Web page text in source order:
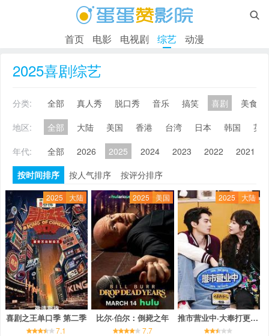

首页 电影 电视剧 综艺 动漫
2025喜剧综艺
分类: 全部 真人秀 脱口秀 音乐 搞笑 喜剧
美食
地区:
全部 大陆 美国 香港 台湾 日本 韩国
英
年代:
全部 2026 2025 2024 2023 2022 2021
按时间排序
按人气排序 按评分排序
2025 大陆
喜剧之王单口季 第二季
7.1
2025 美国
比尔·伯尔：倒毙之年
7.7
2025 大陆
推市营业中·大奉打更人专场